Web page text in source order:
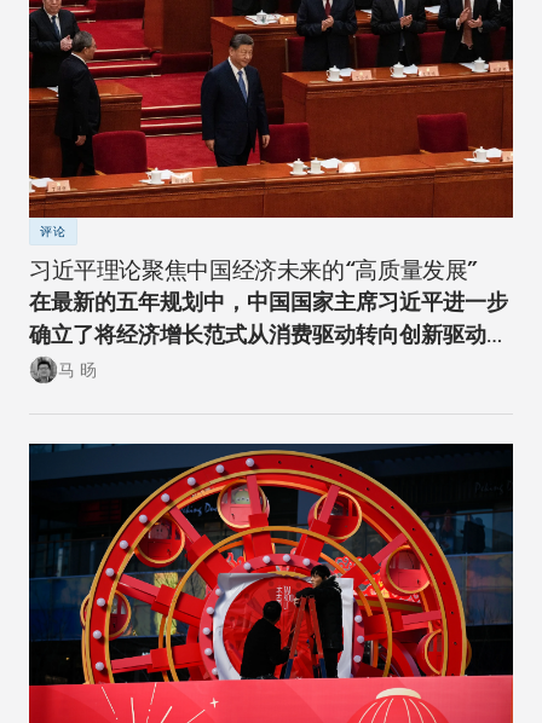
评论
习近平理论聚焦中国经济未来的“高质量发展”
在最新的五年规划中，中国国家主席习近平进一步
确立了将经济增长范式从消费驱动转向创新驱动的
经济转型方向。
马 旸